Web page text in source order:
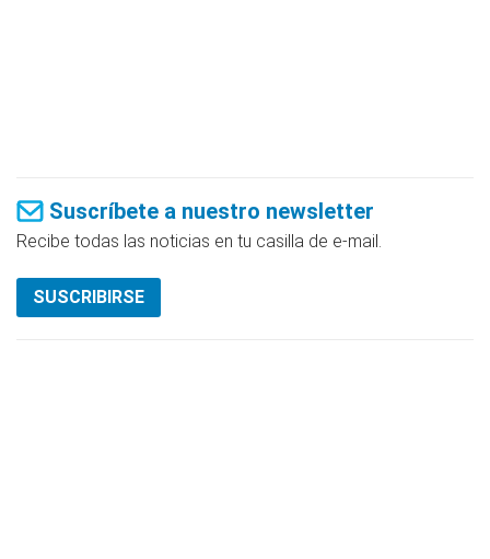
Suscríbete a nuestro newsletter
Recibe todas las noticias en tu casilla de e-mail.
SUSCRIBIRSE